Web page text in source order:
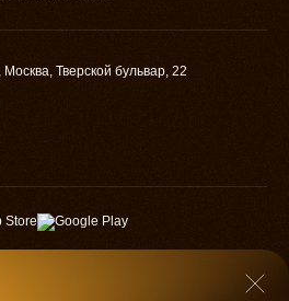
Тверской бульвар, 22